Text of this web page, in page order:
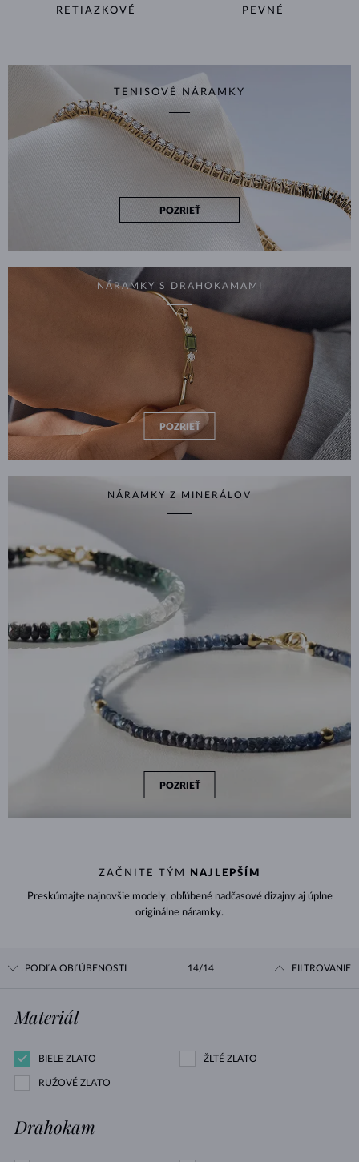
RETIAZKOVÉ PEVNÉ
TENISOVÉ NÁRAMKY
POZRIEŤ
NÁRAMKY S DRAHOKAMAMI
POZRIEŤ
NÁRAMKY Z MINERÁLOV
POZRIEŤ
ZAČNITE TÝM NAJLEPŠÍM
Preskúmajte najnovšie modely, obľúbené nadčasové dizajny aj úplne
originálne náramky.
PODĽA OBĽÚBENOSTI 14/14 FILTROVANIE
Materiál
BIELE ZLATO ŽLTÉ ZLATO
RUŽOVÉ ZLATO
Drahokam